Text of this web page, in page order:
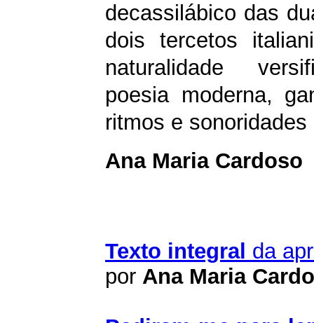
decassilábico das
dois tercetos
naturalidade
poesia moderna,
ritmos e
Ana Maria Cardoso
Texto integral da
por Ana Maria